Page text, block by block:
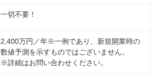
一切不要！
2,400万円／年※一例であり、新規開業時の
数値予測を示すものではございません。
※詳細はお問い合わせください。